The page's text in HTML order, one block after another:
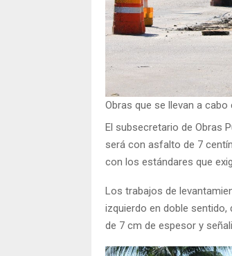
Obras que se llevan a cabo
El subsecretario de Obras
será con asfalto de 7
con los estándares que
Los trabajos de
izquierdo en doble
de 7 cm de espesor y